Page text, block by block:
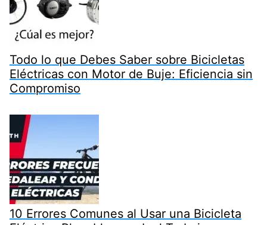
Todo lo que Debes Saber sobre Bicicletas
Eléctricas con Motor de Buje: Eficiencia sin
Compromiso
10 Errores Comunes al Usar una Bicicleta